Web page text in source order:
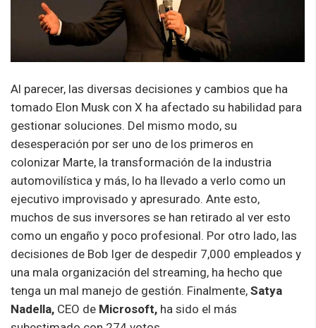
Al parecer, las diversas decisiones y cambios que ha
tomado Elon Musk con X ha afectado su habilidad para
gestionar soluciones. Del mismo modo, su
desesperación por ser uno de los primeros en
colonizar Marte, la transformación de la industria
automovilística y más, lo ha llevado a verlo como un
ejecutivo improvisado y apresurado. Ante esto,
muchos de sus inversores se han retirado al ver esto
como un engaño y poco profesional. Por otro lado, las
decisiones de Bob Iger de despedir 7,000 empleados y
una mala organización del streaming, ha hecho que
tenga un mal manejo de gestión. Finalmente, Satya
Nadella, CEO de Microsoft, ha sido el más